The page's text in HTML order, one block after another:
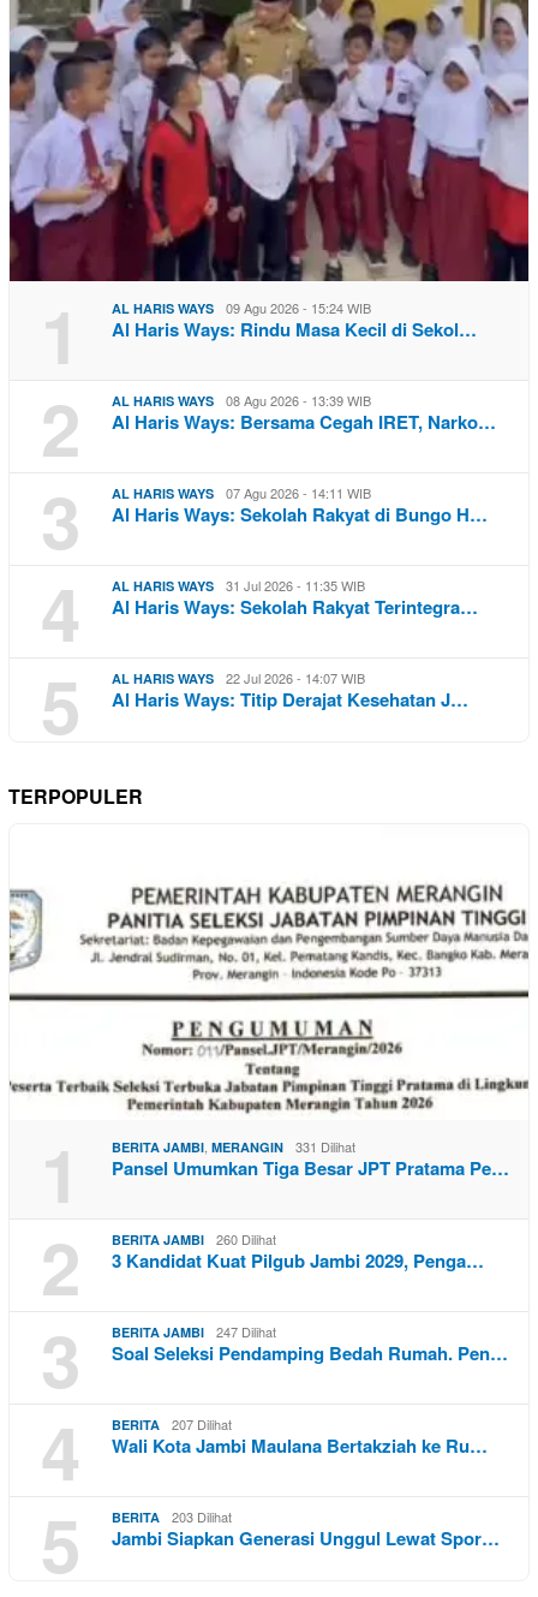
1 AL HARIS WAYS 09 Agu 2026 - 15:24 WIB
Al Haris Ways: Rindu Masa Kecil di Sekol…
2 AL HARIS WAYS 08 Agu 2026 - 13:39 WIB
Al Haris Ways: Bersama Cegah IRET, Narko…
3 AL HARIS WAYS 07 Agu 2026 - 14:11 WIB
Al Haris Ways: Sekolah Rakyat di Bungo H…
4 AL HARIS WAYS 31 Jul 2026 - 11:35 WIB
Al Haris Ways: Sekolah Rakyat Terintegra…
5 AL HARIS WAYS 22 Jul 2026 - 14:07 WIB
Al Haris Ways: Titip Derajat Kesehatan J…
TERPOPULER
1 BERITA JAMBI, MERANGIN 331 Dilihat
Pansel Umumkan Tiga Besar JPT Pratama Pe…
2 BERITA JAMBI 260 Dilihat
3 Kandidat Kuat Pilgub Jambi 2029, Penga…
3 BERITA JAMBI 247 Dilihat
Soal Seleksi Pendamping Bedah Rumah. Pen…
4 BERITA 207 Dilihat
Wali Kota Jambi Maulana Bertakziah ke Ru…
5 BERITA 203 Dilihat
Jambi Siapkan Generasi Unggul Lewat Spor…